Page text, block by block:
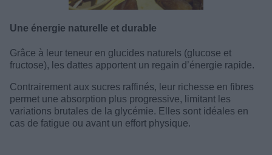
Une énergie naturelle et durable
Grâce à leur teneur en glucides naturels (glucose et
fructose), les dattes apportent un regain d’énergie rapide.
Contrairement aux sucres raffinés, leur richesse en fibres
permet une absorption plus progressive, limitant les
variations brutales de la glycémie. Elles sont idéales en
cas de fatigue ou avant un effort physique.